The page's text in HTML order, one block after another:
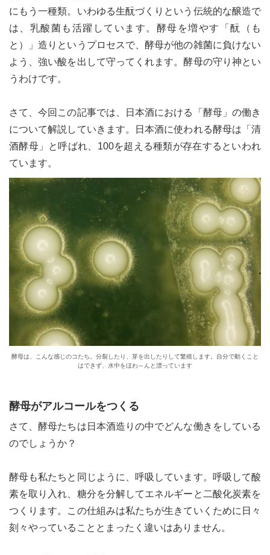
ノミスタイル] 公式twitterペ
エノミスタイル] 公式facebookペ
style[イエノミスタイル] 公式
にもう一種類。いわゆる生酛づくりという伝統的な醸造で
は、乳酸菌も活躍しています。酵母を増やす「酛（も
と）」造りというプロセスで、酵母が他の雑菌に負けない
よう、強い酸を出して守ってくれます。酵母の守り神とい
うわけです。
さて、今回この記事では、日本酒における「酵母」の働き
について解説していきます。日本酒に使われる酵母は「清
酒酵母」と呼ばれ、100を超える種類が存在するといわれ
ています。
酵母は、こんな感じのコたち。分裂したり、芽を出したりして繁殖します。自分で動くこと
はできず、水中をほわ～んと漂っています
酵母がアルコールをつくる
さて、酵母たちは日本酒造りの中でどんな働きをしている
のでしょうか？
酵母も私たちと同じように、呼吸しています。呼吸して酸
素を取り入れ、糖分を分解してエネルギーと二酸化炭素を
つくります。この仕組みは私たちが生きていくために日々
刻々やっていることとまったく違いはありません。